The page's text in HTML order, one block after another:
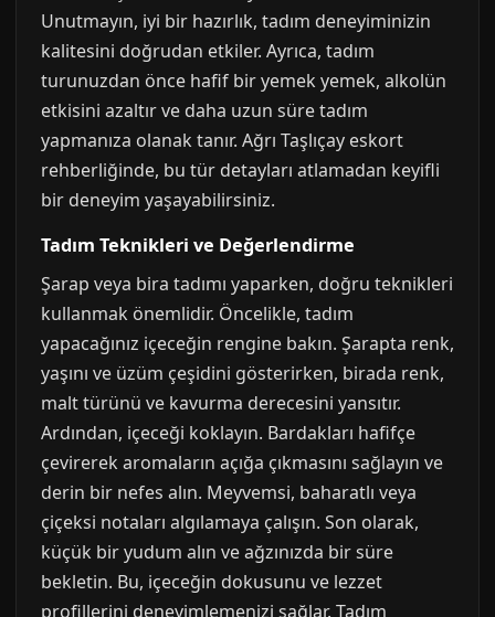
Unutmayın, iyi bir hazırlık, tadım deneyiminizin
kalitesini doğrudan etkiler. Ayrıca, tadım
turunuzdan önce hafif bir yemek yemek, alkolün
etkisini azaltır ve daha uzun süre tadım
yapmanıza olanak tanır. Ağrı Taşlıçay eskort
rehberliğinde, bu tür detayları atlamadan keyifli
bir deneyim yaşayabilirsiniz.
Tadım Teknikleri ve Değerlendirme
Şarap veya bira tadımı yaparken, doğru teknikleri
kullanmak önemlidir. Öncelikle, tadım
yapacağınız içeceğin rengine bakın. Şarapta renk,
yaşını ve üzüm çeşidini gösterirken, birada renk,
malt türünü ve kavurma derecesini yansıtır.
Ardından, içeceği koklayın. Bardakları hafifçe
çevirerek aromaların açığa çıkmasını sağlayın ve
derin bir nefes alın. Meyvemsi, baharatlı veya
çiçeksi notaları algılamaya çalışın. Son olarak,
küçük bir yudum alın ve ağzınızda bir süre
bekletin. Bu, içeceğin dokusunu ve lezzet
profillerini deneyimlemenizi sağlar. Tadım